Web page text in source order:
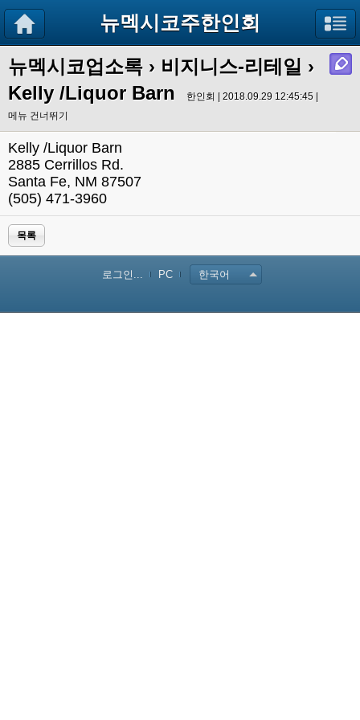
뉴멕시코주한인회
뉴멕시코업소록 › 비지니스-리테일 ›
Kelly /Liquor Barn
한인회 | 2018.09.29 12:45:45 |
메뉴 건너뛰기
Kelly /Liquor Barn
2885 Cerrillos Rd.
Santa Fe, NM 87507
(505) 471-3960
목록
로그인... PC 한국어